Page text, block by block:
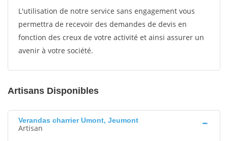
L'utilisation de notre service sans engagement vous
permettra de recevoir des demandes de devis en
fonction des creux de votre activité et ainsi assurer un
avenir à votre société.
Artisans Disponibles
Verandas charrier Umont, Jeumont
Artisan